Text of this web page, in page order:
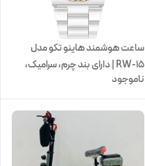
ساعت هوشمند هاینو تکو مدل
RW-15 | دارای بند چرم، سرامیک،
سیلیکونی
ناموجود